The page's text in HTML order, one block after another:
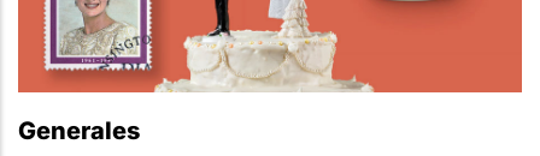
Generales